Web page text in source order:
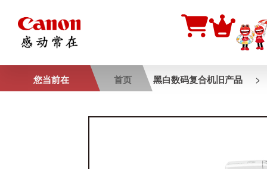
您当前在 首页 黑白数码复合机旧产品 >